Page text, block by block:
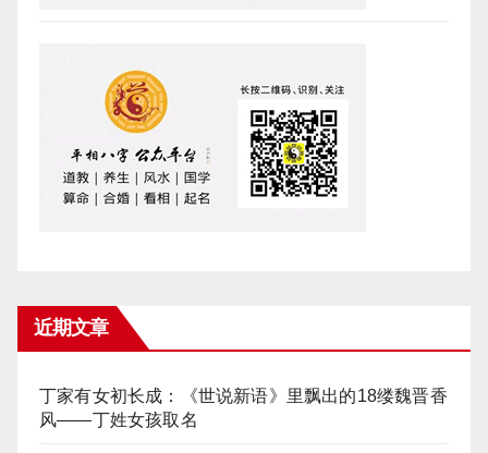
近期文章
丁家有女初长成：《世说新语》里飘出的18缕魏晋香
风——丁姓女孩取名